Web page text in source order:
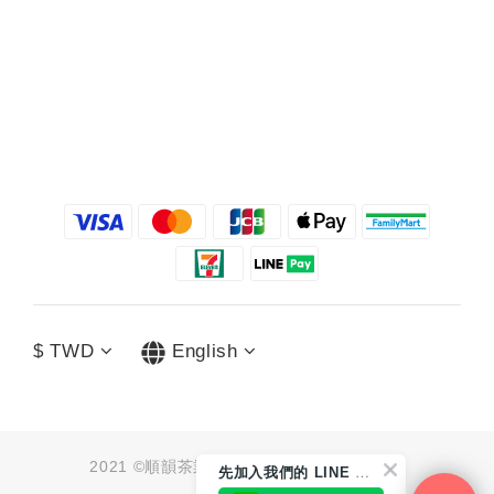
$ TWD English
2021 ©順韻茶業有限公司 統編：91062790
先
加入我們的 LINE 好友